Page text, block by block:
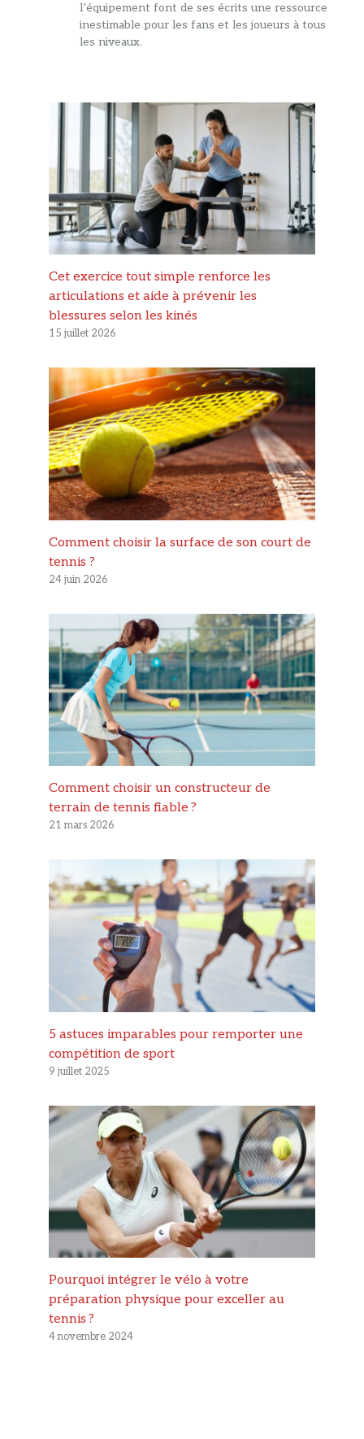
l’équipement font de ses écrits une ressource
inestimable pour les fans et les joueurs à tous
les niveaux.
Cet exercice tout simple renforce les
articulations et aide à prévenir les
blessures selon les kinés
15 juillet 2026
Comment choisir la surface de son court de
tennis ?
24 juin 2026
Comment choisir un constructeur de
terrain de tennis fiable ?
21 mars 2026
5 astuces imparables pour remporter une
compétition de sport
9 juillet 2025
Pourquoi intégrer le vélo à votre
préparation physique pour exceller au
tennis ?
4 novembre 2024